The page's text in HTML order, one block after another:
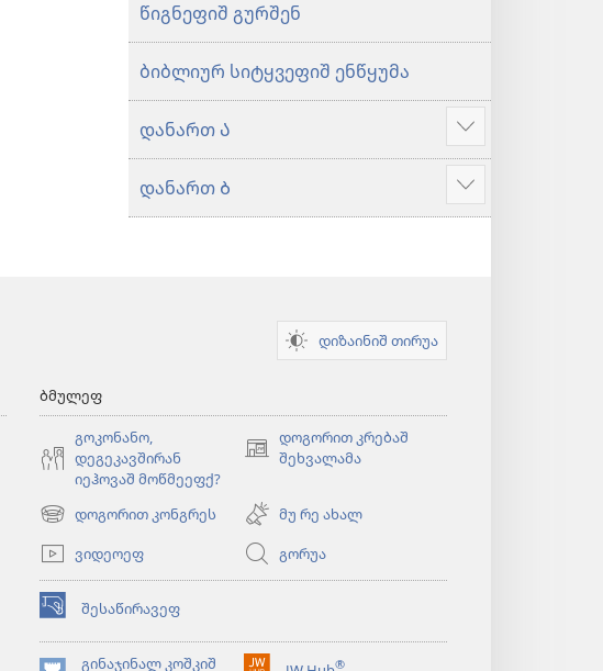
წიგნეფიშ გურშენ
ბიბლიურ სიტყვეფიშ ენწყუმა
დანართ Ა
მეტიშ
ძირაფა
დანართ Ბ
მეტიშ
ძირაფა
დიზაინიშ თირუა
ბმულეფ
გოკონანო,
დეგეკავშირან
იეჰოვაშ მოწმეეფქ?
დოგორით კრებაშ
შეხვალამა
(ახალ
გონწყუმა)
დოგორით კონგრეს
(ახალ
ფანჯარაშ
გონწყუმა)
მუ რე ახალ
ვიდეოეფ
გორუა
შესაწირავეფ
(ახალ
ფანჯარაშ
გონწყუმა)გინაჯინალ კოშკიშ ®